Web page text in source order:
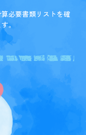
必要書類リストを確
。